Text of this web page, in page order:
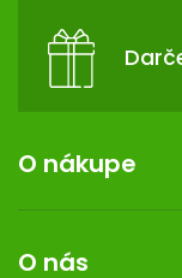
O nákupe
Reklamácia a
O nás